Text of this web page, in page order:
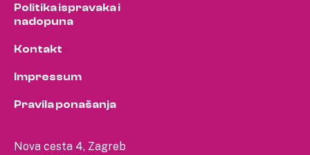
Nova cesta 4, Zagreb
Politika ispravaka i
nadopuna
Kontakt
Impressum
Pravila ponašanja